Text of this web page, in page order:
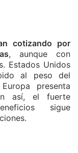
cotizando por
, aunque con
Estados Unidos
al peso del
presenta
así, el fuerte
sigue